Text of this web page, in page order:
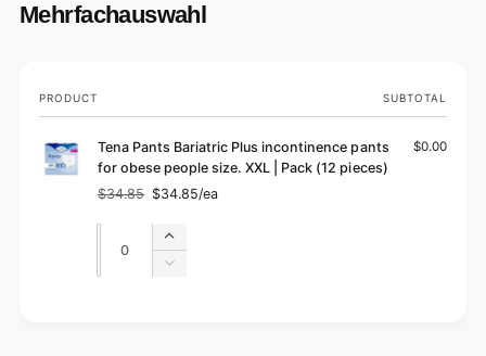
Mehrfachauswahl
Your
cart
PRODUCT SUBTOTAL
Tena Pants Bariatric Plus incontinence pants
for obese people size. XXL | Pack (12 pieces)
Regular
price
$34.85
Sale
price
$34.85/ea
$0.00
Quantity
Increase
quantity
Decrease